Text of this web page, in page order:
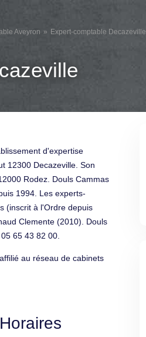
Aveyron Expert-comptable Decazeville
d'expertise
12300 Decazeville. Son
Rodez. Douls Cammas
1994. Les experts-
(inscrit à l'Ordre depuis
Clemente (2010). Douls
65 43 82 00.
au réseau de cabinets
Horaires